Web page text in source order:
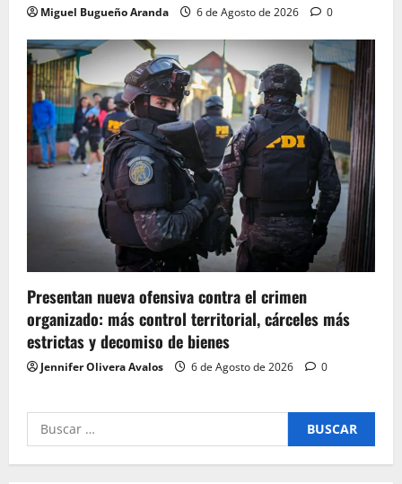
Miguel Bugueño Aranda 6 de Agosto de 2026 0
Presentan nueva ofensiva contra el crimen
organizado: más control territorial, cárceles más
estrictas y decomiso de bienes
Jennifer Olivera Avalos 6 de Agosto de 2026 0
Buscar
por: